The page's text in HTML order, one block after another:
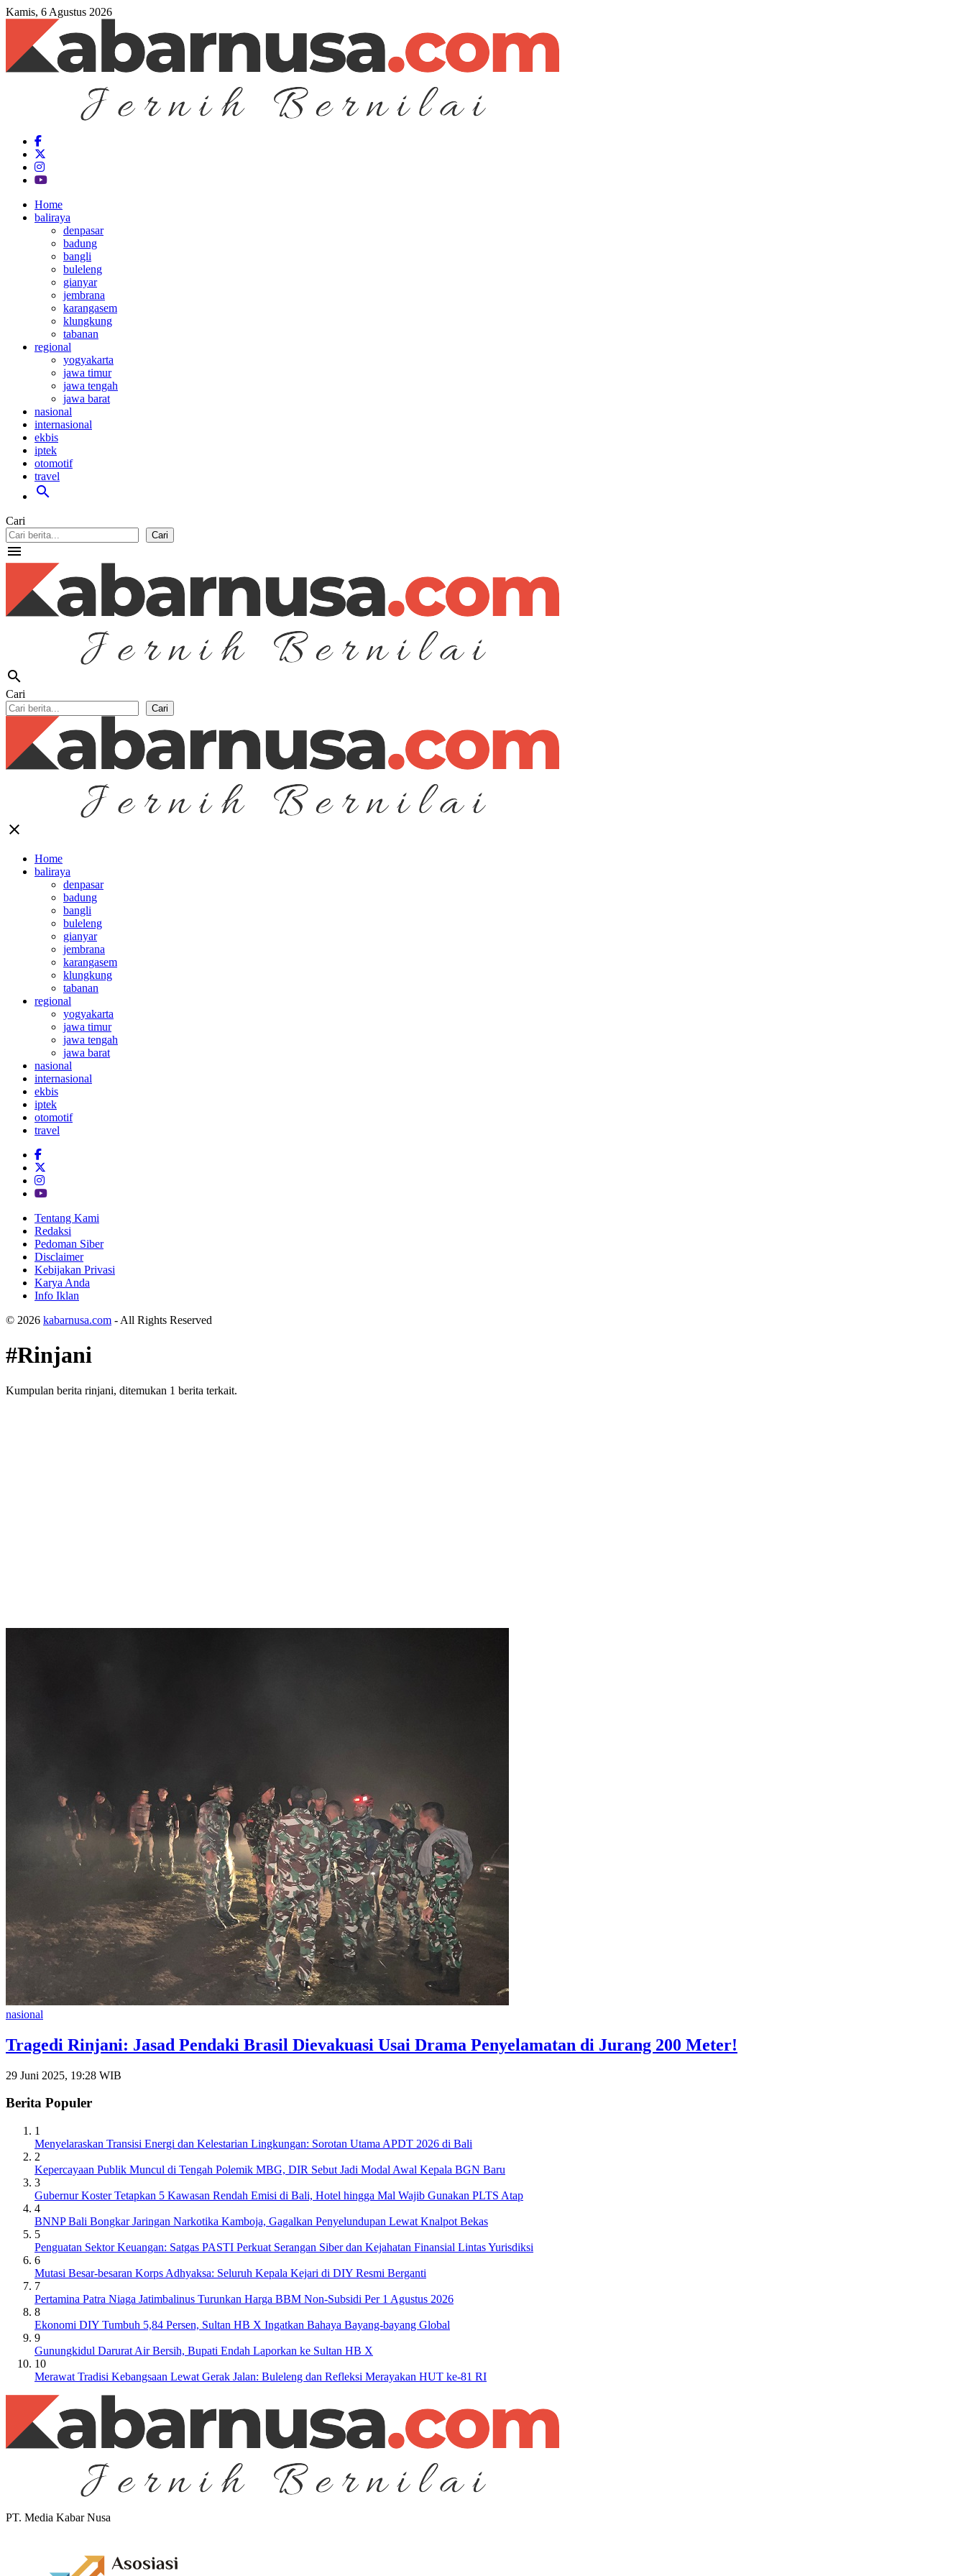
Kamis, 6 Agustus 2026
Home
baliraya
denpasar
badung
bangli
buleleng
gianyar
jembrana
karangasem
klungkung
tabanan
regional
yogyakarta
jawa timur
jawa tengah
jawa barat
nasional
internasional
ekbis
iptek
otomotif
travel
search
Cari
Cari
menu
search
Cari
Cari
close
Home
baliraya
denpasar
badung
bangli
buleleng
gianyar
jembrana
karangasem
klungkung
tabanan
regional
yogyakarta
jawa timur
jawa tengah
jawa barat
nasional
internasional
ekbis
iptek
otomotif
travel
Tentang Kami
Redaksi
Pedoman Siber
Disclaimer
Kebijakan Privasi
Karya Anda
Info Iklan
© 2026 kabarnusa.com - All Rights Reserved
#Rinjani
Kumpulan berita rinjani, ditemukan 1 berita terkait.
nasional
Tragedi Rinjani: Jasad Pendaki Brasil Dievakuasi Usai Drama Penyelamatan di Jurang 200 Meter!
29 Juni 2025, 19:28 WIB
Berita Populer
1
Menyelaraskan Transisi Energi dan Kelestarian Lingkungan: Sorotan Utama APDT 2026 di Bali
2
Kepercayaan Publik Muncul di Tengah Polemik MBG, DIR Sebut Jadi Modal Awal Kepala BGN Baru
3
Gubernur Koster Tetapkan 5 Kawasan Rendah Emisi di Bali, Hotel hingga Mal Wajib Gunakan PLTS Atap
4
BNNP Bali Bongkar Jaringan Narkotika Kamboja, Gagalkan Penyelundupan Lewat Knalpot Bekas
5
Penguatan Sektor Keuangan: Satgas PASTI Perkuat Serangan Siber dan Kejahatan Finansial Lintas Yurisdiksi
6
Mutasi Besar-besaran Korps Adhyaksa: Seluruh Kepala Kejari di DIY Resmi Berganti
7
Pertamina Patra Niaga Jatimbalinus Turunkan Harga BBM Non-Subsidi Per 1 Agustus 2026
8
Ekonomi DIY Tumbuh 5,84 Persen, Sultan HB X Ingatkan Bahaya Bayang-bayang Global
9
Gunungkidul Darurat Air Bersih, Bupati Endah Laporkan ke Sultan HB X
10
Merawat Tradisi Kebangsaan Lewat Gerak Jalan: Buleleng dan Refleksi Merayakan HUT ke-81 RI
PT. Media Kabar Nusa